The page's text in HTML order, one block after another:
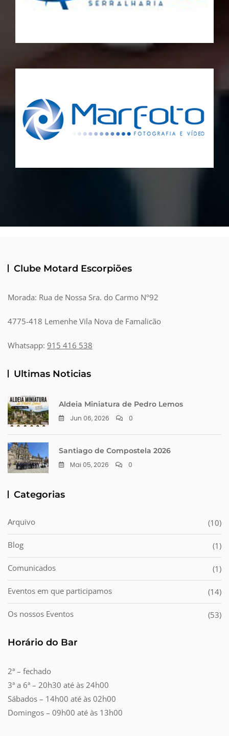
Clube Motard Escorpiões
Morada: Rua de Nossa Sra. do Carmo Nº92
4775-418 Lemenhe Vila Nova de Famalicão
Whatsapp: 915 416 538
Ultimas Noticias
Aldeia Miniatura de Pedro Lemos
Jun 06, 2026 0
Santiago de Compostela 2026
Mai 05, 2026 0
Categorias
Arquivo (10)
Blog (1)
Comunicados (1)
Eventos em que participamos (14)
Os nossos Eventos (53)
Horário do Bar
2ª – fechado
3ª a 6ª – 20h30 até às 24h00
Sábados – 14h00 até às 02h00
Domingos – 09h00 até às 13h00